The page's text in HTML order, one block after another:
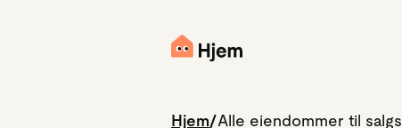
Hjem Alle eiendommer til salgs